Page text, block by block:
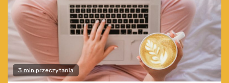
3 min przeczytania